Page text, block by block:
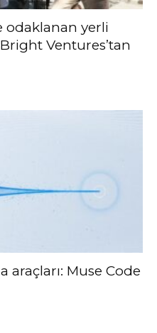
odaklanan yerli
Ventures’tan
araçları: Muse Code